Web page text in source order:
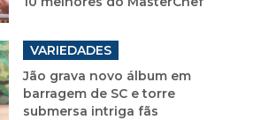
VARIEDADES
Jão grava novo álbum em
barragem de SC e torre
submersa intriga fãs